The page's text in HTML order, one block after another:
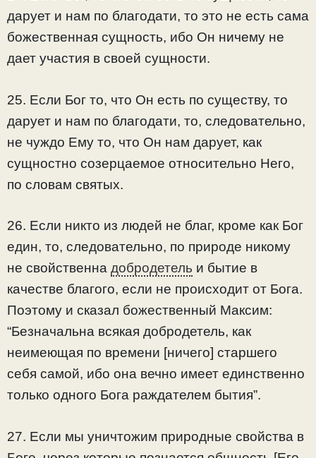
дарует и нам по благодати, то это не есть сама
божественная сущность, ибо Он ничему не
дает участия в своей сущности.
25. Если Бог то, что Он есть по существу, то
дарует и нам по благодати, то, следовательно,
не чуждо Ему то, что Он нам дарует, как
сущностно созерцаемое относительно Него,
по словам святых.
26. Если никто из людей не благ, кроме как Бог
един, то, следовательно, по природе никому
не свойственна добродетель и бытие в
качестве благого, если не происходит от Бога.
Поэтому и сказал божественный Максим:
“Безначальна всякая добродетель, как
неимеющая по времени [ничего] старшего
себя самой, ибо она вечно имеет единственно
только одного Бога раждателем бытия”.
27. Если мы уничтожим природные свойства в